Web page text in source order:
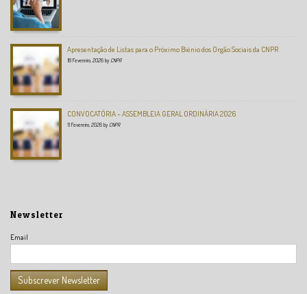
Apresentação de Listas para o Próximo Biénio dos Orgão Sociais da CNPR
18 Fevereiro, 2026 by CNPR
CONVOCATÓRIA – ASSEMBLEIA GERAL ORDINÁRIA 2026
11 Fevereiro, 2026 by CNPR
Newsletter
Email